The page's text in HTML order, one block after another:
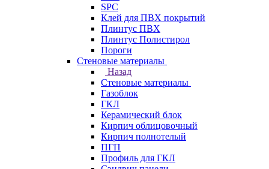
SPC
Клей для ПВХ покрытий
Плинтус ПВХ
Плинтус Полистирол
Пороги
Стеновые материалы
Назад
Стеновые материалы
Газоблок
ГКЛ
Керамический блок
Кирпич облицовочный
Кирпич полнотелый
ПГП
Профиль для ГКЛ